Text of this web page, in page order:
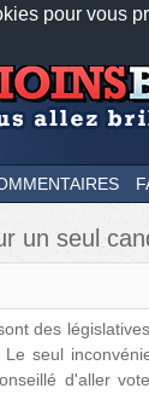
pour vous
mobiles
un seul
des
seul
d'aller